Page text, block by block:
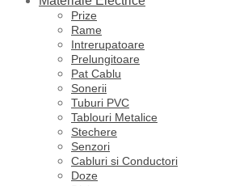
Prize
Rame
Intrerupatoare
Prelungitoare
Pat Cablu
Sonerii
Tuburi PVC
Tablouri Metalice
Stechere
Senzori
Cabluri si Conductori
Doze